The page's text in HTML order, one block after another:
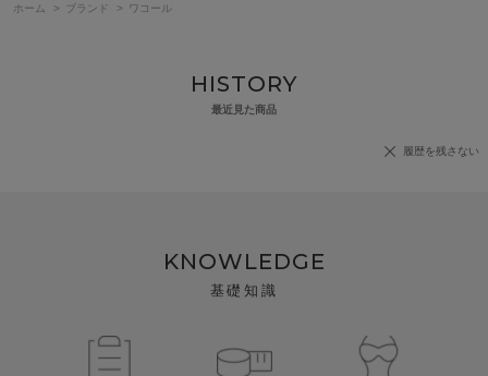
ホーム > ブランド > ワコール
HISTORY
最近見た商品
履歴を残さない
KNOWLEDGE
基礎知識